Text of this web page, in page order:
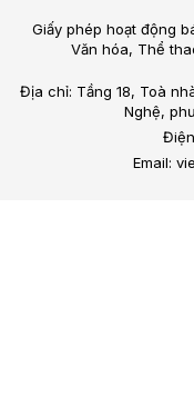
Giấy phép hoạt động
Văn hóa, Thể
Địa chỉ: Tầng 18, Toà
Nghệ,
Email: